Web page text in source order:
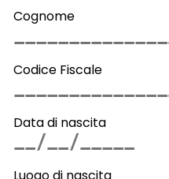
Cognome
Codice Fiscale
Data di nascita